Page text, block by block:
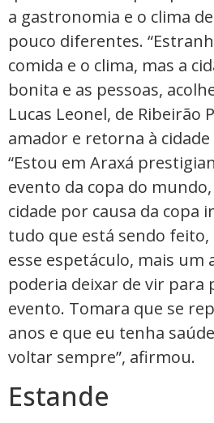
a gastronomia e o clima
pouco diferentes.
comida e o clima, mas a
bonita e as pessoas,
Lucas Leonel, de Ribeirão
amador e retorna à
“Estou em Araxá
evento da copa do
cidade por causa da copa
tudo que está sendo feito,
esse espetáculo, mais um
poderia deixar de vir para
evento. Tomara que se
anos e que eu tenha
voltar sempre”, afirmou.
Estande